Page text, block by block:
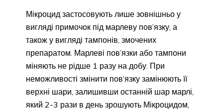
Мікроцид застосовують лише зовнішньо у
вигляді примочок під марлеву пов’язку, а
також у вигляді тампонів, змочених
препаратом. Марлеві пов’язки або тампони
міняють не рідше 1 разу на добу. При
неможливості змінити пов’язку замінюють її
верхні шари, залишивши останній шар марлі,
який 2-3 рази в день зрошують Мікроцидом,